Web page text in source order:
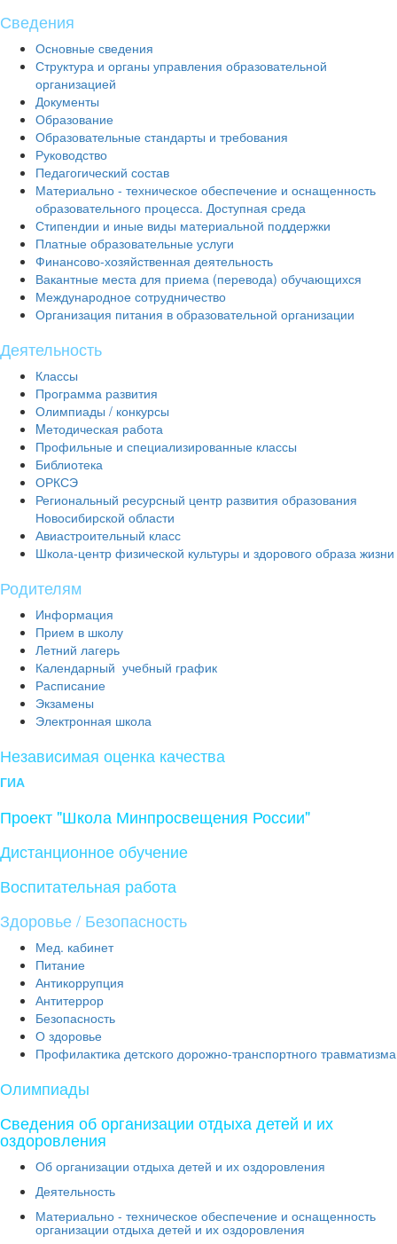
Сведения
Основные сведения
Структура и органы управления образовательной
организацией
Документы
Образование
Образовательные стандарты и требования
Руководство
Педагогический состав
Материально - техническое обеспечение и оснащенность
образовательного процесса. Доступная среда
Стипендии и иные виды материальной поддержки
Платные образовательные услуги
Финансово-хозяйственная деятельность
Вакантные места для приема (перевода) обучающихся
Международное сотрудничество
Организация питания в образовательной организации
Деятельность
Классы
Программа развития
Олимпиады / конкурсы
Mетодическая работа
Профильные и специализированные классы
Библиотека
ОРКСЭ
Региональный ресурсный центр развития образования
Новосибирской области
Авиастроительный класс
Школа-центр физической культуры и здорового образа жизни
Родителям
Информация
Прием в школу
Летний лагерь
Календарный учебный график
Расписание
Экзамены
Электронная школа
Независимая оценка качества
ГИА
Проект "Школа Минпросвещения России"
Дистанционное обучение
Воспитательная работа
Здоровье / Безопасность
Мед. кабинет
Питание
Антикоррупция
Антитеррор
Безопасность
О здоровье
Профилактика детского дорожно-транспортного травматизма
Олимпиады
Сведения об организации отдыха детей и их
оздоровления
Об организации отдыха детей и их оздоровления
Деятельность
Материально - техническое обеспечение и оснащенность
организации отдыха детей и их оздоровления